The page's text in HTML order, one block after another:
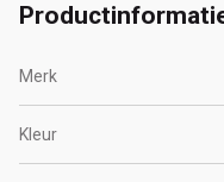
Merk
Kleur